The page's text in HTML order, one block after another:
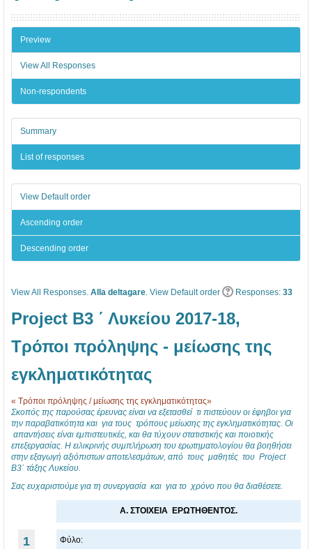
Preview
View All Responses
Non-respondents
Summary
List of responses
View Default order
Ascending order
Descending order
View All Responses. Alla deltagare. View Default order Responses: 33
Project Β3 ΄ Λυκείου 2017-18,
Τρόποι πρόληψης - μείωσης της
εγκληματικότητας
« Τρόποι πρόληψης / μείωσης της εγκληματικότητας»
Σκοπός της παρούσας έρευνας είναι να εξετασθεί τι πιστεύουν οι έφηβοι για
την παραβατικότητα και για τους τρόπους μείωσης της εγκληματικότητας. Οι
απαντήσεις είναι εμπιστευτικές, και θα τύχουν στατιστικής και ποιοτικής
επεξεργασίας. Η ειλικρινής συμπλήρωση του ερωτηματολογίου θα βοηθήσει
στην εξαγωγή αξιόπιστων αποτελεσμάτων, από τους μαθητές του Project
Β3΄ τάξης Λυκείου.
Σας ευχαριστούμε για τη συνεργασία και για το χρόνο που θα διαθέσετε.
Α. ΣΤΟΙΧΕΙΑ ΕΡΩΤΗΘΕΝΤΟΣ.
1 Φύλο: